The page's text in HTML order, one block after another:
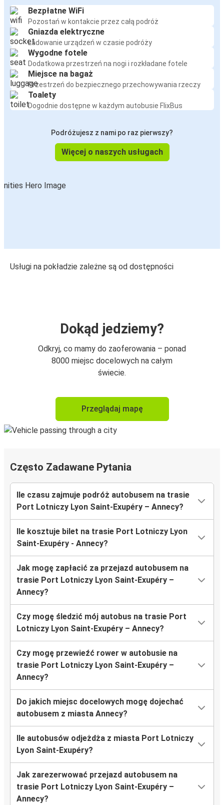
Bezpłatne WiFi
Pozostań w kontakcie przez całą podróż
Gniazda elektryczne
Ładowanie urządzeń w czasie podróży
Wygodne fotele
Dodatkowa przestrzeń na nogi i rozkładane fotele
Miejsce na bagaż
Przestrzeń do bezpiecznego przechowywania rzeczy
Toalety
Dogodnie dostępne w każdym autobusie FlixBus
Podróżujesz z nami po raz pierwszy?
Więcej o naszych usługach
Usługi na pokładzie zależne są od dostępności
Dokąd jedziemy?
Odkryj, co mamy do zaoferowania – ponad
8000 miejsc docelowych na całym
świecie.
Przeglądaj mapę
Często Zadawane Pytania
Ile czasu zajmuje podróż autobusem na trasie
Port Lotniczy Lyon Saint-Exupéry – Annecy?
Ile kosztuje bilet na trasie Port Lotniczy Lyon
Saint-Exupéry - Annecy?
Jak mogę zapłacić za przejazd autobusem na
trasie Port Lotniczy Lyon Saint-Exupéry –
Annecy?
Czy mogę śledzić mój autobus na trasie Port
Lotniczy Lyon Saint-Exupéry – Annecy?
Czy mogę przewieźć rower w autobusie na
trasie Port Lotniczy Lyon Saint-Exupéry –
Annecy?
Do jakich miejsc docelowych mogę dojechać
autobusem z miasta Annecy?
Ile autobusów odjeżdża z miasta Port Lotniczy
Lyon Saint-Exupéry?
Jak zarezerwować przejazd autobusem na
trasie Port Lotniczy Lyon Saint-Exupéry –
Annecy?